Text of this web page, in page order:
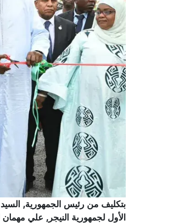
بتكليف من رئيس الجمهورية,
الأول لجمهورية النيجر, علي